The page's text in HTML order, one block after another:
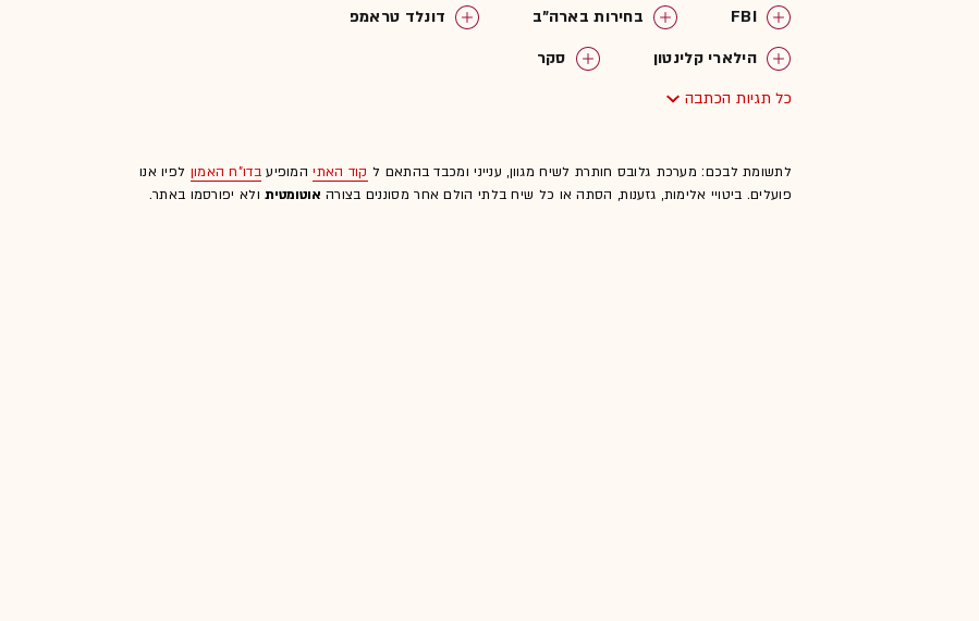
FBI בחירות בארה"ב
דונלד טראמפ
הילארי קלינטון
סקר
כל תגיות הכתבה
לתשומת לבכם: מערכת גלובס חותרת לשיח מגוון, ענייני ומכבד בהתאם ל קוד האתיהמופיעבדו"ח האמון לפיו אנו
פועלים. ביטויי אלימות, גזענות, הסתה או כל שיח בלתי הולם אחר מסוננים בצורה אוטומטיתולא יפורסמו באתר.